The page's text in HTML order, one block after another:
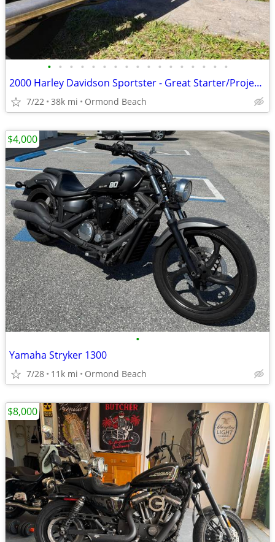
• • • • • • • • • • • • • • • • •
2000 Harley Davidson Sportster - Great Starter/Project Bike
7/22 38k mi Ormond Beach
•
Yamaha Stryker 1300
7/28 11k mi Ormond Beach
$4,000
$8,000